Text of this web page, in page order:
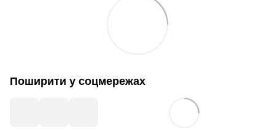
Поширити у соцмережах